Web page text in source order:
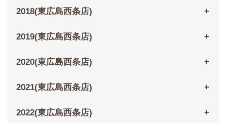
2018(東広島西条店)
2019(東広島西条店)
2020(東広島西条店)
2021(東広島西条店)
2022(東広島西条店)